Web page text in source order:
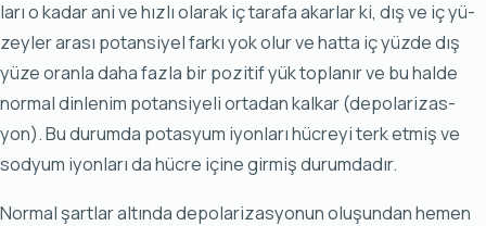
la­rı o ka­dar ani ve hız­lı ola­rak iç ta­ra­fa akar­lar ki, dış ve iç yü­
zey­ler ara­sı po­tan­si­yel far­kı yok olur ve hat­ta iç yüz­de dış
yü­ze oran­la da­ha faz­la bir po­zi­tif yük top­la­nır ve bu hal­de
nor­mal din­le­nim po­tan­si­ye­li or­ta­dan kal­kar (de­po­la­ri­zas­
yon). Bu du­rum­da po­tas­yum iyon­la­rı hüc­re­yi terk et­miş ve
sod­yum iyon­la­rı da hüc­re içi­ne gir­miş du­rum­da­dır.
Nor­mal şart­lar al­tın­da de­po­la­ri­zas­yo­nun olu­şun­dan he­men